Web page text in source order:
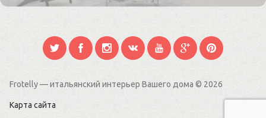
Frotelly — итальянский интерьер Вашего дома © 2026
Карта сайта